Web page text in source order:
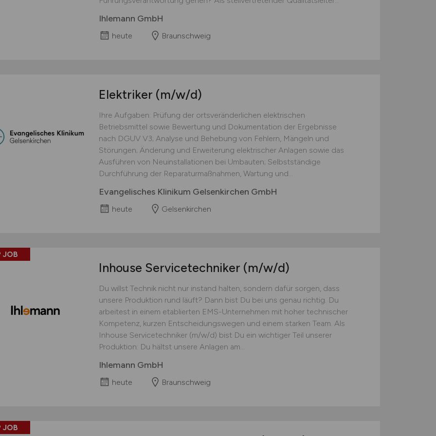
Ihlemann GmbH
heute Braunschweig
Elektriker (m/w/d)
Ihre Aufgaben: Prüfung der ortsveränderlichen elektrischen
Betriebsmittel sowie Bewertung und Dokumentation der Ergebnisse
nach DGUV V3; Analyse und Behebung von Fehlern, Mängeln und
Störungen; Änderung und Erweiterung elektrischer Anlagen sowie das
Ausführen von Neuinstallationen bei Umbauten; Selbstständige
Durchführung der Reparaturmaßnahmen, Wartung und...
Evangelisches Klinikum Gelsenkirchen GmbH
heute Gelsenkirchen
JOB
Inhouse Servicetechniker (m/w/d)
Du willst Technik nicht nur instand halten, sondern dafür sorgen, dass
unsere Produktion rund läuft? Dann bist Du bei uns genau richtig. Du
arbeitest in einem etablierten EMS-Unternehmen mit hoher tech­ni­scher
Kompetenz, kurzen Entscheidungswegen und einem starken Team. Als
Inhouse Servicetechniker (m/w/d) bist Du ein wichtiger Teil unserer
Produktion: Du hältst unsere Anlagen am...
Ihlemann GmbH
heute Braunschweig
JOB